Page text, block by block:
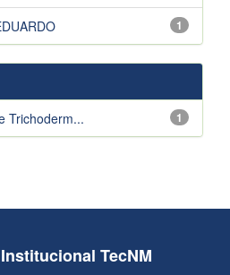
1
1
Trichoderm...
TecNM